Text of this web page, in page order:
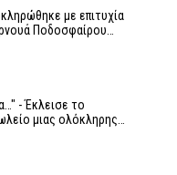
με επιτυχία
Ποδοσφαίρου…
- Έκλεισε το
μιας ολόκληρης…